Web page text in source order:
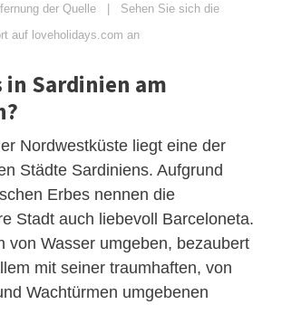
der Quelle | Sehen Sie sich die
auf loveholidays.com an
in Sardinien am
Nordwestküste liegt eine der
Städte Sardiniens. Aufgrund
Erbes nennen die
Stadt auch liebevoll Barceloneta.
von Wasser umgeben, bezaubert
mit seiner traumhaften, von
Wachtürmen umgebenen